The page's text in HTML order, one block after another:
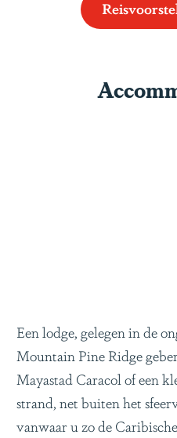
Een lodge, gelegen in de
Mountain Pine Ridge
Mayastad Caracol of een
strand, net buiten het
vanwaar u zo de